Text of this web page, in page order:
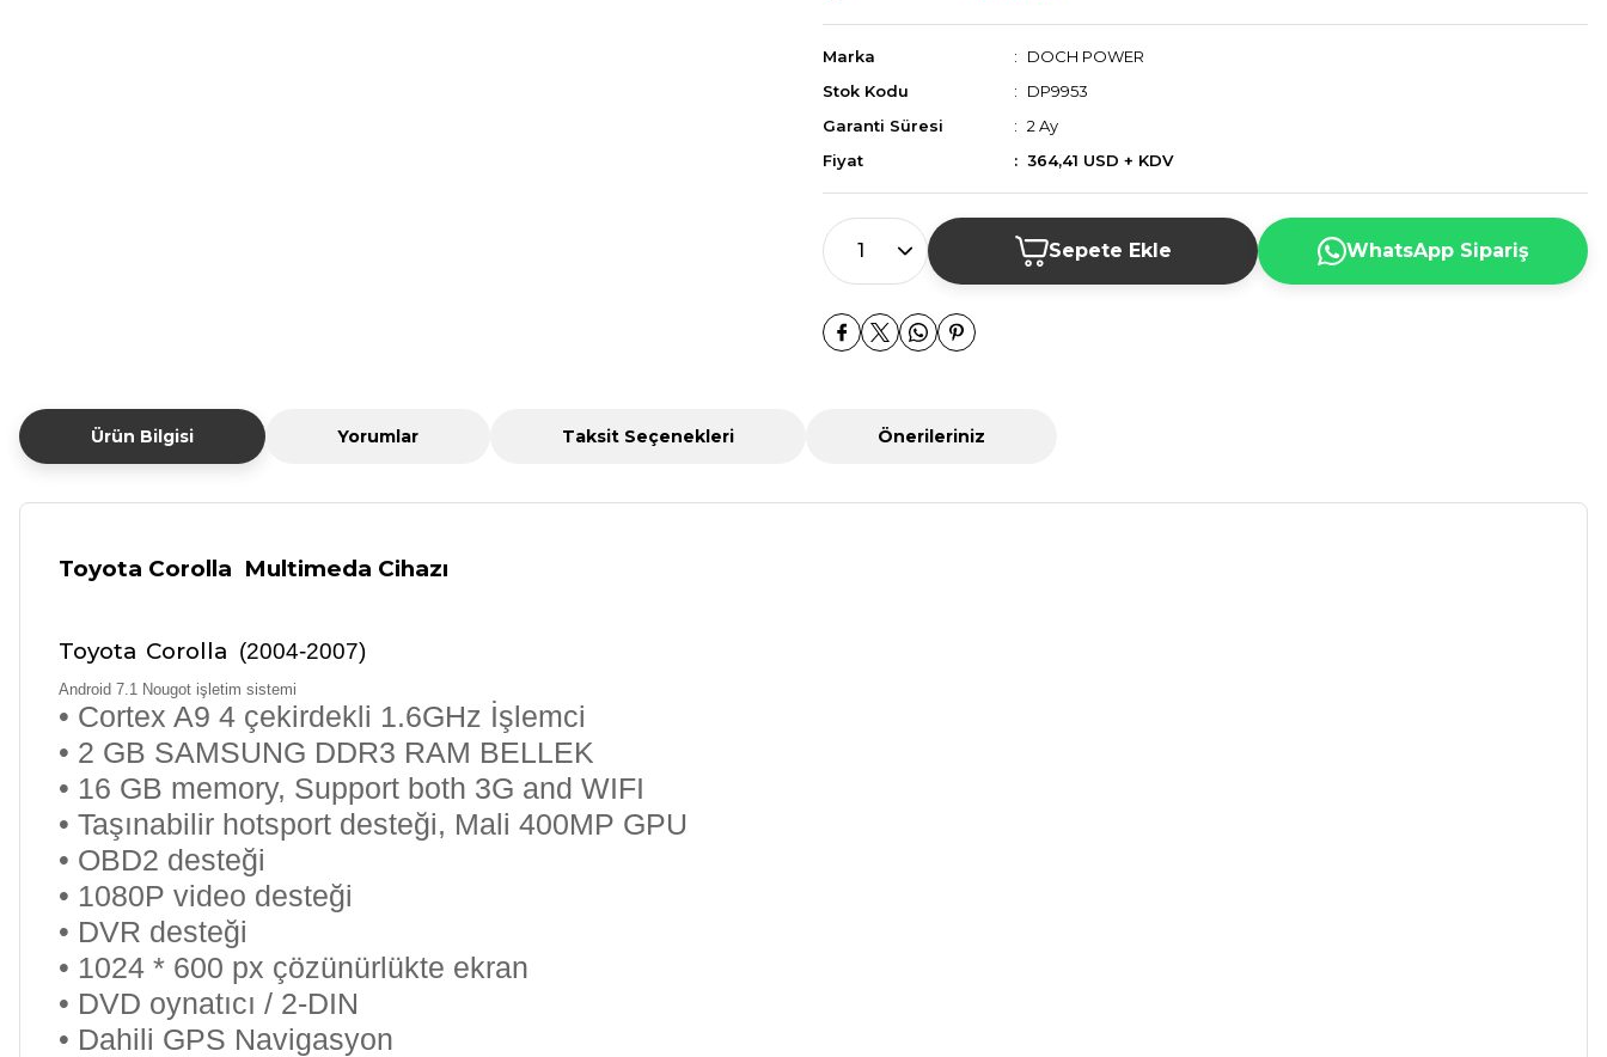
Marka
DOCH POWER
Stok Kodu
DP9953
Garanti Süresi
2 Ay
Fiyat
364,41 USD + KDV
Sepete Ekle WhatsApp Sipariş
Ürün Bilgisi Yorumlar Taksit Seçenekleri Önerileriniz
Toyota Corolla Multimeda Cihazı
Toyota Corolla (2004-2007)
Android 7.1 Nougot işletim sistemi
• Cortex A9 4 çekirdekli 1.6GHz İşlemci
• 2 GB SAMSUNG DDR3 RAM BELLEK
• 16 GB memory, Support both 3G and WIFI
• Taşınabilir hotsport desteği, Mali 400MP GPU
• OBD2 desteği
• 1080P video desteği
• DVR desteği
• 1024 * 600 px çözünürlükte ekran
• DVD oynatıcı / 2-DIN
• Dahili GPS Navigasyon